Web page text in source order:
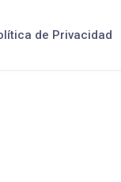
de Privacidad